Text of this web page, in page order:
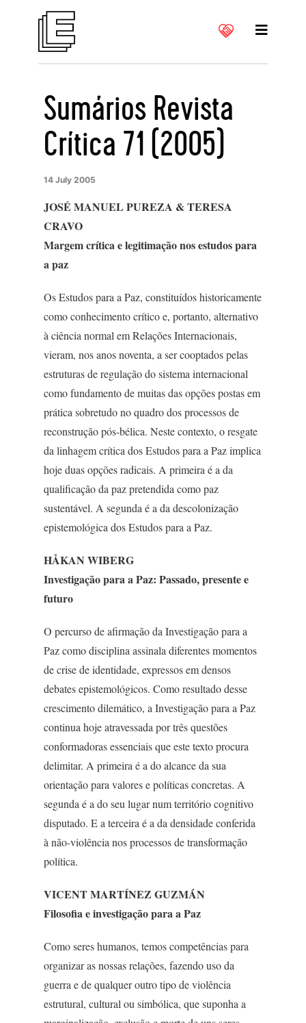
Sumários Revista
Crítica 71 (2005)
14 July 2005
JOSÉ MANUEL PUREZA & TERESA
CRAVO
Margem crítica e legitimação nos estudos para
a paz
Os Estudos para a Paz, constituídos historicamente
como conhecimento crítico e, portanto, alternativo
à ciência normal em Relações Internacionais,
vieram, nos anos noventa, a ser cooptados pelas
estruturas de regulação do sistema internacional
como fundamento de muitas das opções postas em
prática sobretudo no quadro dos processos de
reconstrução pós-bélica. Neste contexto, o resgate
da linhagem crítica dos Estudos para a Paz implica
hoje duas opções radicais. A primeira é a da
qualificação da paz pretendida como paz
sustentável. A segunda é a da descolonização
epistemológica dos Estudos para a Paz.
HÅKAN WIBERG
Investigação para a Paz: Passado, presente e
futuro
O percurso de afirmação da Investigação para a
Paz como disciplina assinala diferentes momentos
de crise de identidade, expressos em densos
debates epistemológicos. Como resultado desse
crescimento dilemático, a Investigação para a Paz
continua hoje atravessada por três questões
conformadoras essenciais que este texto procura
delimitar. A primeira é a do alcance da sua
orientação para valores e políticas concretas. A
segunda é a do seu lugar num território cognitivo
disputado. E a terceira é a da densidade conferida
à não-violência nos processos de transformação
política.
VICENT MARTÍNEZ GUZMÁN
Filosofia e investigação para a Paz
Como seres humanos, temos competências para
organizar as nossas relações, fazendo uso da
guerra e de qualquer outro tipo de violência
estrutural, cultural ou simbólica, que suponha a